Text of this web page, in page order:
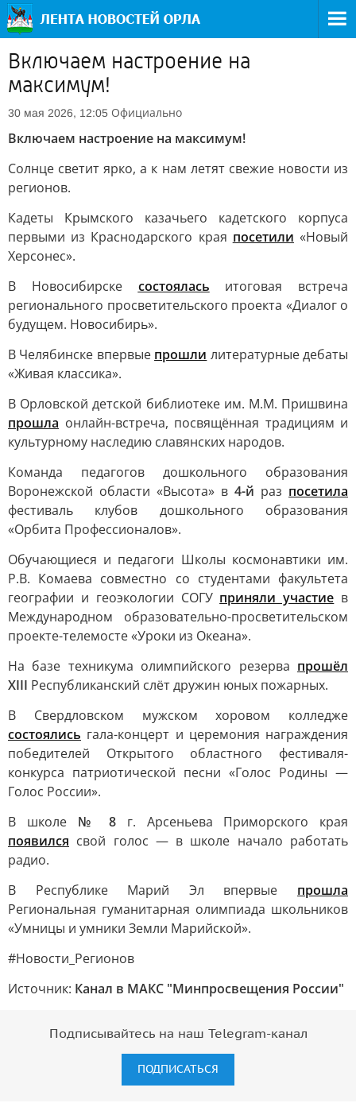
Включаем настроение на
максимум!
30 мая 2026, 12:05 Официально
Включаем настроение на максимум!
Солнце светит ярко, а к нам летят свежие новости из
регионов.
Кадеты Крымского казачьего кадетского корпуса
первыми из Краснодарского края посетили «Новый
Херсонес».
В Новосибирске состоялась итоговая встреча
регионального просветительского проекта «Диалог о
будущем. Новосибирь».
В Челябинске впервые прошли литературные дебаты
«Живая классика».
В Орловской детской библиотеке им. М.М. Пришвина
прошла онлайн-встреча, посвящённая традициям и
культурному наследию славянских народов.
Команда педагогов дошкольного образования
Воронежской области «Высота» в 4-й раз посетила
фестиваль клубов дошкольного образования
«Орбита Профессионалов».
Обучающиеся и педагоги Школы космонавтики им.
Р.В. Комаева совместно со студентами факультета
географии и геоэкологии СОГУ приняли участие в
Международном образовательно-просветительском
проекте-телемосте «Уроки из Океана».
На базе техникума олимпийского резерва прошёл
XIII Республиканский слёт дружин юных пожарных.
В Свердловском мужском хоровом колледже
состоялись гала-концерт и церемония награждения
победителей Открытого областного фестиваля-
конкурса патриотической песни «Голос Родины —
Голос России».
В школе № 8 г. Арсеньева Приморского края
появился свой голос — в школе начало работать
радио.
В Республике Марий Эл впервые прошла
Региональная гуманитарная олимпиада школьников
«Умницы и умники Земли Марийской».
#Новости_Регионов
Источник: Канал в МАКС "Минпросвещения России"
Подписывайтесь на наш Telegram-канал
ПОДПИСАТЬСЯ